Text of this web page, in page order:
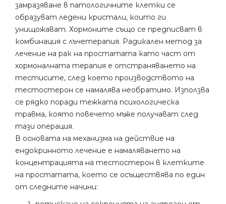
замразяване в патологичните клетки се
образуват ледени кристали, които ги
унищожават. Хормоните също се предписват в
комбинация с лъчетерапия. Радикален метод за
лечение на рак на простатата като част от
хормоналната терапия е отстраняването на
тестисите, след което производството на
тестостерон се намалява необратимо. Използва
се рядко поради тежката психологическа
травма, която повечето мъже получават след
тази операция.
В основата на механизма на действие на
ендокринното лечение е намаляването на
концентрацията на тестостерон в клетките
на простатата, което се осъществява по един
от следните начини: